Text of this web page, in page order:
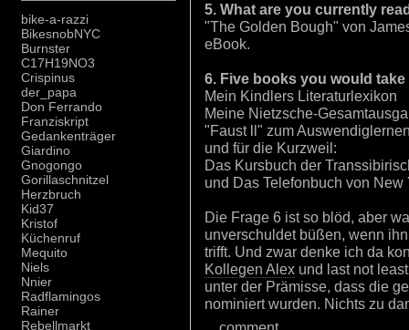
bike-a-razzi
BikesnobNYC
Burnster
C17H19NO3
Crispinus
der_papa
Don Ferrando
Franziskript
Gedankenträger
Giardino
Gnogongo
Gorillaschnitzel
Herzbruch
Kid37
Kristof
Küchenruf
Mequito
Niels
Nnier
Radflamingos
Rainer
Rebellmarkt
5. What are you currently
"The Golden Bough" von
eBook.
6. Five books you would
Mein Kindlers Literaturlexikon
Meine Nietzsche-
"Faust ll" zum
und für die Kurzweil:
Das Kursbuch der
und Das Telefonbuch von New
Die Frage 6 ist so blöd, aber
unverschuldet büßen, wenn
trifft. Und zwar denke ich da
Kollegen Alex und last not
unter der Prämisse, dass die
nominiert wurden. Nichts zu